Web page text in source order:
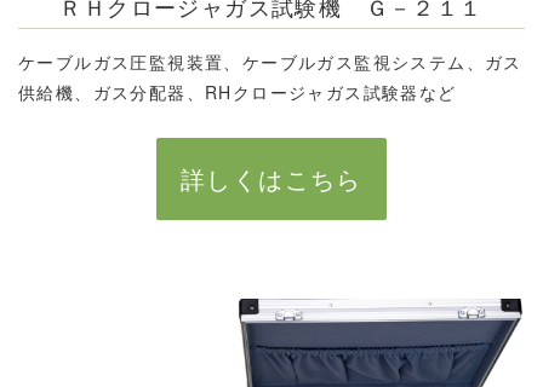
ケーブルガス圧監視装置、ケーブルガス監視システム、ガス
供給機、ガス分配器、RHクロージャガス試験器など
詳しくはこちら